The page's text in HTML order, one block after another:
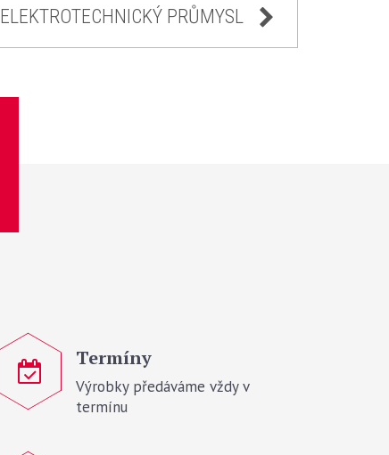
ELEKTROTECHNICKÝ PRŮMYSL
Termíny
Výrobky předáváme vždy v
termínu